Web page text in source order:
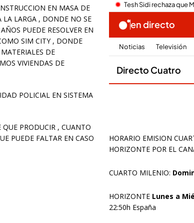
EN MASA DE
LA LARGA , DONDE NO SE
PUEDE RESOLVER EN
SIM CITY , DONDE
DE
VIVIENDAS DE
POLICIAL EN SISTEMA
PRODUCIR , CUANTO
PUEDE FALTAR EN CASO
HORARIO EMISION
HORIZONTE POR EL
CUARTO MILENIO:
HORIZONTE Lunes a
22:50h España